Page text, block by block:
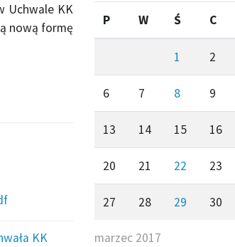
Uchwale KK
nową formę
KK marzec 2017
P W Ś C
1 2
6 7 8 9
13 14 15 16
20 21 22 23
27 28 29 30